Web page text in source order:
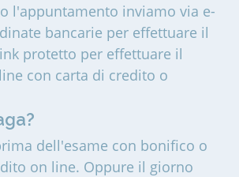
l'appuntamento inviamo via e-
bancarie per effettuare il
protetto per effettuare il
con carta di credito o
dell'esame con bonifico o
on line. Oppure il giorno